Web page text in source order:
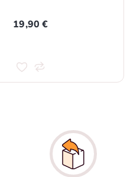
18,99 €